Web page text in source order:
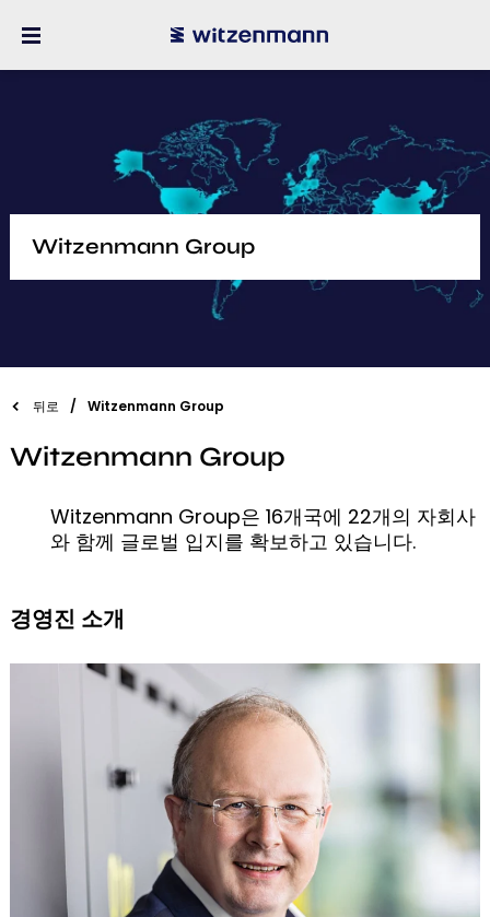
Witzenmann Group
뒤로 Witzenmann Group
Witzenmann Group
Witzenmann Group은 16개국에 22개의 자회사
와 함께 글로벌 입지를 확보하고 있습니다.
경영진 소개